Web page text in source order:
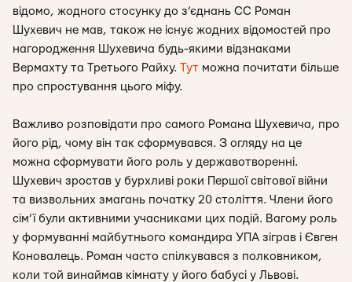
відомо, жодного стосунку до з’єднань СС Роман
Шухевич не мав, також не існує жодних відомостей про
нагородження Шухевича будь-якими відзнаками
Вермахту та Третього Райху. Тут можна почитати більше
про спростування цього міфу.
Важливо розповідати про самого Романа Шухевича, про
його рід, чому він так сформувався. З огляду на це
можна сформувати його роль у державотворенні.
Шухевич зростав у бурхливі роки Першої світової війни
та визвольних змагань початку 20 століття. Члени його
сім’ї були активними учасниками цих подій. Вагому роль
у формуванні майбутнього командира УПА зіграв і Євген
Коновалець. Роман часто спілкувався з полковником,
коли той винаймав кімнату у його бабусі у Львові.